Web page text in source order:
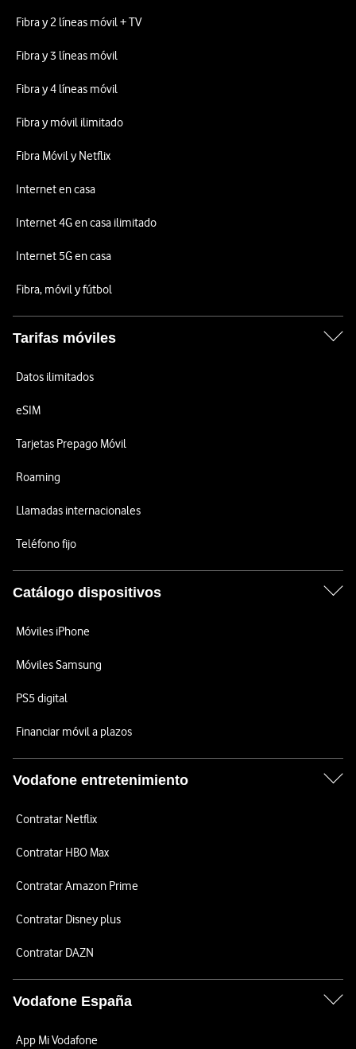
Fibra y 2 líneas móvil + TV
Fibra y 3 líneas móvil
Fibra y 4 líneas móvil
Fibra y móvil ilimitado
Fibra Móvil y Netflix
Internet en casa
Internet 4G en casa ilimitado
Internet 5G en casa
Fibra, móvil y fútbol
Tarifas móviles
Datos ilimitados
eSIM
Tarjetas Prepago Móvil
Roaming
Llamadas internacionales
Teléfono fijo
Catálogo dispositivos
Móviles iPhone
Móviles Samsung
PS5 digital
Financiar móvil a plazos
Vodafone entretenimiento
Contratar Netflix
Contratar HBO Max
Contratar Amazon Prime
Contratar Disney plus
Contratar DAZN
Vodafone España
App Mi Vodafone